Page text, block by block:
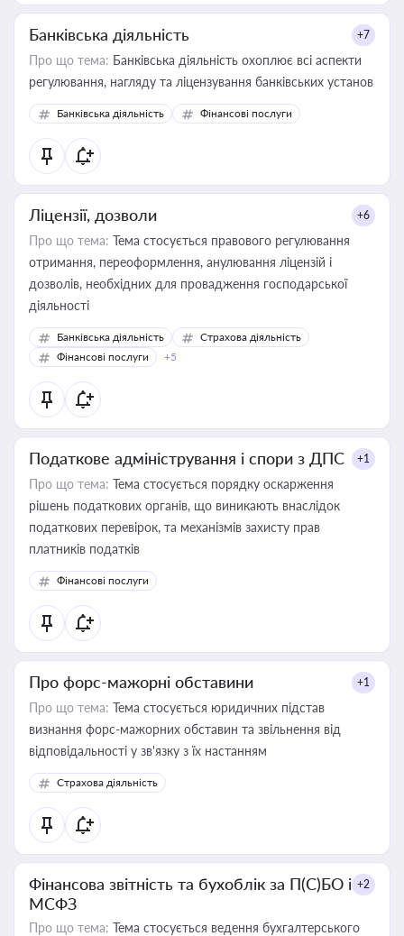
Банківська діяльність +7
Про що тема: Банківська діяльність охоплює всі аспекти
регулювання, нагляду та ліцензування банківських установ
Банківська діяльність Фінансові послуги
Ліцензії, дозволи +6
Про що тема: Тема стосується правового регулювання
отримання, переоформлення, анулювання ліцензій і
дозволів, необхідних для провадження господарської
діяльності
Банківська діяльність
Страхова діяльність
Фінансові послуги
+5
Податкове адміністрування і спори з ДПС +1
Про що тема: Тема стосується порядку оскарження
рішень податкових органів, що виникають внаслідок
податкових перевірок, та механізмів захисту прав
платників податків
Фінансові послуги
Про форс-мажорні обставини +1
Про що тема: Тема стосується юридичних підстав
визнання форс-мажорних обставин та звільнення від
відповідальності у зв'язку з їх настанням
Страхова діяльність
Фінансова звітність та бухоблік за П(С)БО і
МСФЗ
+2
Про що тема: Тема стосується ведення бухгалтерського